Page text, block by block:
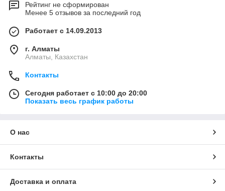
Рейтинг не сформирован
Менее 5 отзывов за последний год
Работает с 14.09.2013
г. Алматы
Алматы, Казахстан
Контакты
Сегодня работает с 10:00 до 20:00
Показать весь график работы
О нас
Контакты
Доставка и оплата